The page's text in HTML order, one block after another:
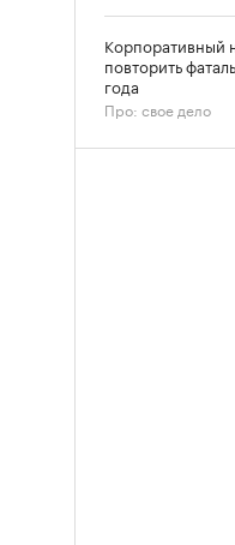
Корпоративный
повторить
года
Про: свое дело